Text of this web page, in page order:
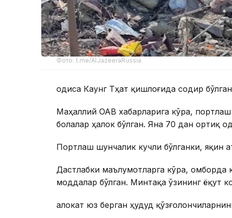
Фото: t.me/AlJazeeraRussia
Ҳодиса Каунг Тҳат қишлоғида содир
Маҳаллий ОАВ хабарларига кўра,
болалар ҳалок бўлган. Яна 70 дан ортиқ
Портлаш шунчалик кучли бўлганки, яқин
Дастлабки маълумотларга кўра,
моддалар бўлган. Минтақа ўзининг ёқут
Ҳалокат юз берган ҳудуд